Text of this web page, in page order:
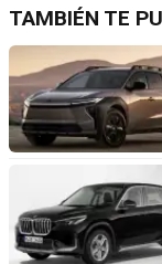
TAMBIÉN TE